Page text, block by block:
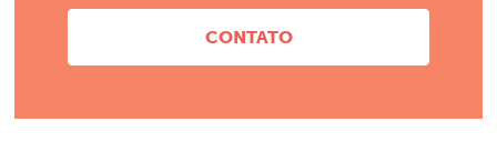
CONTATO